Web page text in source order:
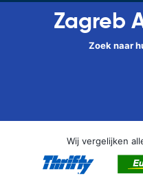
Zagreb
Zoek naar
Wij vergelijken